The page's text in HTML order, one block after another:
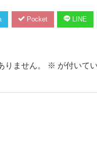
Pocket LINE
りません。 ※ が付いて